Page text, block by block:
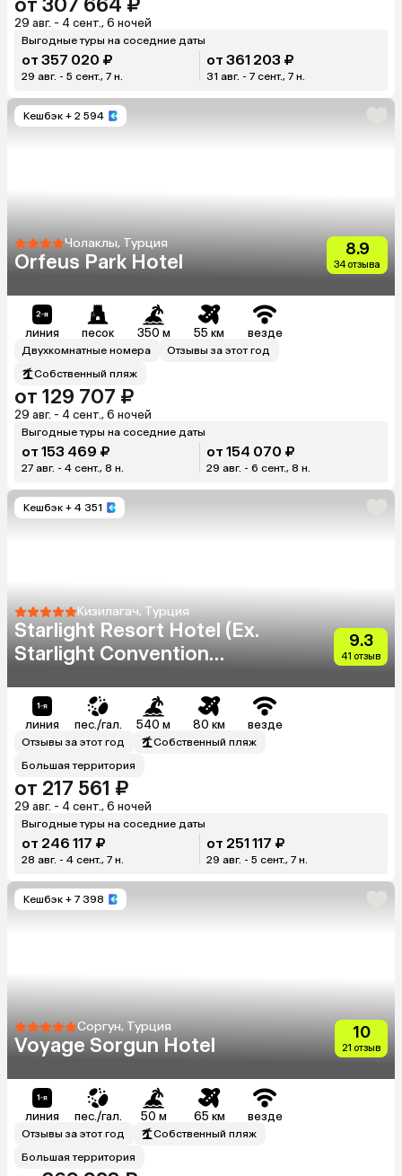
от 307 664 ₽
29 авг. - 4 сент., 6 ночей
Выгодные туры на соседние даты
от 357 020 ₽
29 авг. - 5 сент., 7 н.
от 361 203 ₽
31 авг. - 7 сент., 7 н.
Кешбэк + 2 594
Чолаклы, Турция
Orfeus Park Hotel
8.9
34 отзыва
линия песок 350 м 55 км везде
Двухкомнатные номера
Отзывы за этот год
Собственный пляж
от 129 707 ₽
29 авг. - 4 сент., 6 ночей
Выгодные туры на соседние даты
от 153 469 ₽
27 авг. - 4 сент., 8 н.
от 154 070 ₽
29 авг. - 6 сент., 8 н.
Кешбэк + 4 351
Кизилагач, Турция
Starlight Resort Hotel (Ex.
Starlight Convention
9.3
41 отзыв
линия пес./гал. 540 м 80 км везде
Отзывы за этот год
Собственный пляж
Большая территория
от 217 561 ₽
29 авг. - 4 сент., 6 ночей
Выгодные туры на соседние даты
от 246 117 ₽
28 авг. - 4 сент., 7 н.
от 251 117 ₽
29 авг. - 5 сент., 7 н.
Кешбэк + 7 398
Соргун, Турция
Voyage Sorgun Hotel
10
21 отзыв
линия пес./гал. 50 м 65 км везде
Отзывы за этот год
Собственный пляж
Большая территория